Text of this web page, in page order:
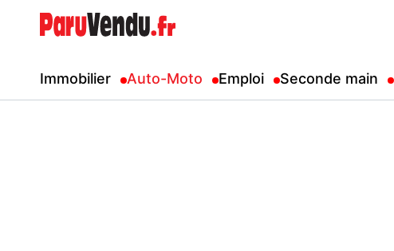
Immobilier Auto-Moto Emploi Seconde main